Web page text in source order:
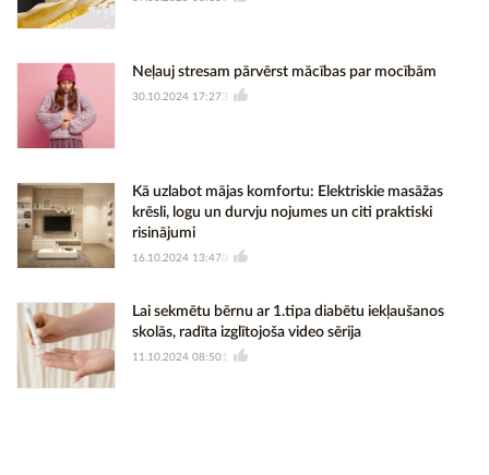
Neļauj stresam pārvērst mācības par mocībām
30.10.2024 17:273
Kā uzlabot mājas komfortu: Elektriskie masāžas
krēsli, logu un durvju nojumes un citi praktiski
risinājumi
16.10.2024 13:470
Lai sekmētu bērnu ar 1.tipa diabētu iekļaušanos
skolās, radīta izglītojoša video sērija
11.10.2024 08:501